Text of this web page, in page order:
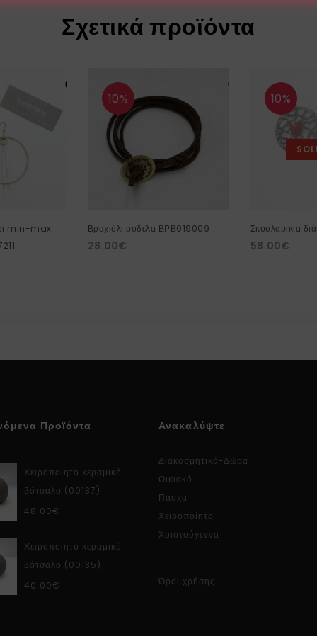
Σχετικά προϊόντα
min-max
10%
Βραχιόλι ροδέλα ΒΡΒ019009
28.00€
10%
Σκουλαρίκια
58.00€
Προϊόντα
Χειροποίητο κεραμικό
βότσαλο (00137)
48.00€
Χειροποίητο κεραμικό
βότσαλο (00135)
40.00€
Ανακαλύψτε
Διακοσμητικά-Δώρα
Οικιακό
Πάσχα
Χειροποίητο
Χριστούγεννα
Όροι χρήσης